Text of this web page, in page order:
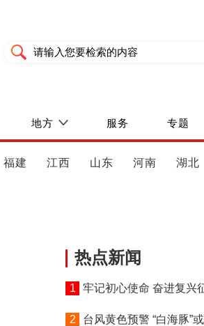
地方 服务 专题
福建 江西 山东 河南 湖北
热点新闻
1
牢记初心使命 奋进复兴
2
台风黄色预警 “白海豚”